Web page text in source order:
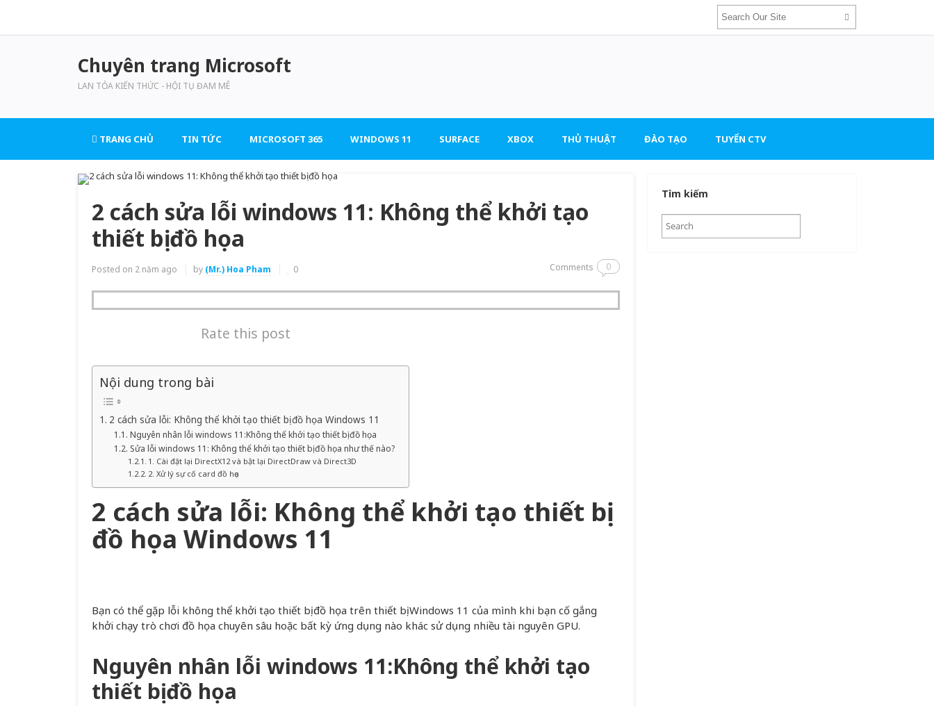
Chuyên trang Microsoft
LAN TỎA KIẾN THỨC - HỘI TỤ ĐAM MÊ
TRANG CHỦ TIN TỨC MICROSOFT 365 WINDOWS 11 SURFACE XBOX THỦ THUẬT ĐÀO TẠO TUYỂN CTV
2 cách sửa lỗi windows 11: Không thể khởi tạo
thiết bị đồ họa
Posted on 2 năm ago by (Mr.) Hoa Pham 0 Comments 0
Rate this post
Nội dung trong bài
2 cách sửa lỗi: Không thể khởi tạo thiết bị đồ họa Windows 11
Nguyên nhân lỗi windows 11:Không thể khởi tạo thiết bị đồ họa
Sửa lỗi windows 11: Không thể khởi tạo thiết bị đồ họa như thế nào?
1. Cài đặt lại DirectX12 và bật lại DirectDraw và Direct3D
2. Xử lý sự cố card đồ họa
2 cách sửa lỗi: Không thể khởi tạo thiết bị
đồ họa Windows 11
Bạn có thể gặp lỗi không thể khởi tạo thiết bị đồ họa trên thiết bị Windows 11 của mình khi bạn cố gắng
khởi chạy trò chơi đồ họa chuyên sâu hoặc bất kỳ ứng dụng nào khác sử dụng nhiều tài nguyên GPU.
Nguyên nhân lỗi windows 11:Không thể khởi tạo
thiết bị đồ họa
Tìm kiếm